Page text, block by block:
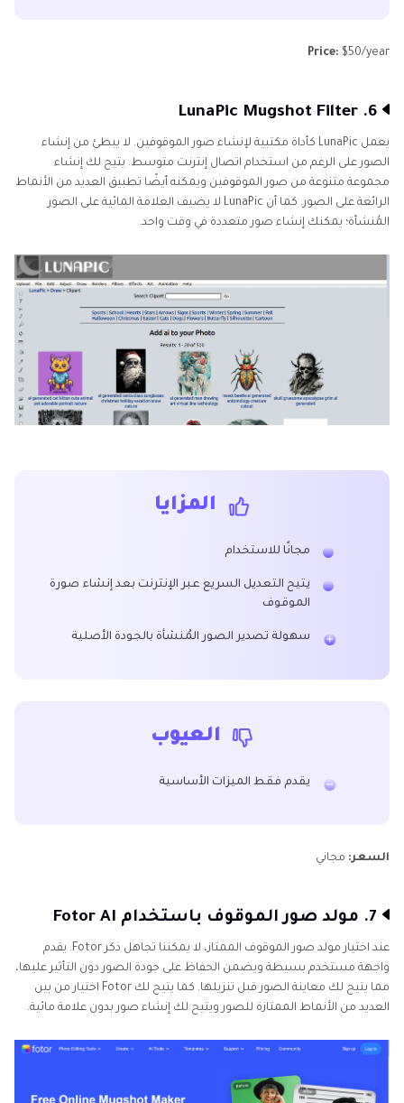
Price: $50/year
6. LunaPic Mugshot Filter
يعمل LunaPic كأداة مكتبية لإنشاء صور الموقوفين. لا يبطئ من إنشاء
الصور على الرغم من استخدام اتصال إنترنت متوسط. يتيح لك إنشاء
مجموعة متنوعة من صور الموقوفين ويمكنه أيضًا تطبيق العديد من الأنماط
الرائعة على الصور. كما أن LunaPic لا يضيف العلامة المائية على الصور
المُنشأة؛ يمكنك إنشاء صور متعددة في وقت واحد.
المزايا
مجانًا للاستخدام
يتيح التعديل السريع عبر الإنترنت بعد إنشاء صورة
الموقوف
سهولة تصدير الصور المُنشأة بالجودة الأصلية
العيوب
يقدم فقط الميزات الأساسية
السعر: مجاني
7. مولد صور الموقوف باستخدام Fotor AI
عند اختيار مولد صور الموقوف الممتاز، لا يمكننا تجاهل ذكر Fotor. يقدم
واجهة مستخدم بسيطة ويضمن الحفاظ على جودة الصور دون التأثير عليها،
مما يتيح لك معاينة الصور قبل تنزيلها. كما يتيح لك Fotor اختيار من بين
العديد من الأنماط الممتازة للصور ويتيح لك إنشاء صور بدون علامة مائية.